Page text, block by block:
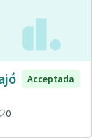
Acceptada
0